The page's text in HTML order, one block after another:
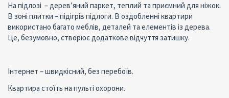
На підлозі – дерев’яний паркет, теплий та приємний для ніжок.
В зоні плитки – підігрів підлоги. В оздобленні квартири
використано багато меблів, деталей та елементів із дерева.
Це, безумовно, створює додаткове відчуття затишку.
Інтернет – швидкісний, без перебоїв.
Квартира стоїть на пульті охорони.